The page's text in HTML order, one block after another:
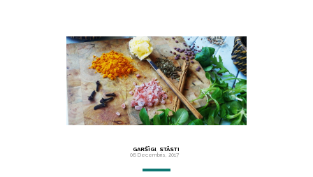
GARŠĪGI STĀSTI
06 Decembris, 2017